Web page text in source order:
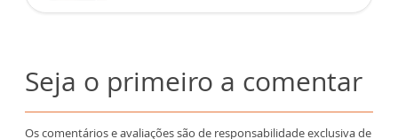
Seja o primeiro a comentar
Os comentários e avaliações são de responsabilidade exclusiva de